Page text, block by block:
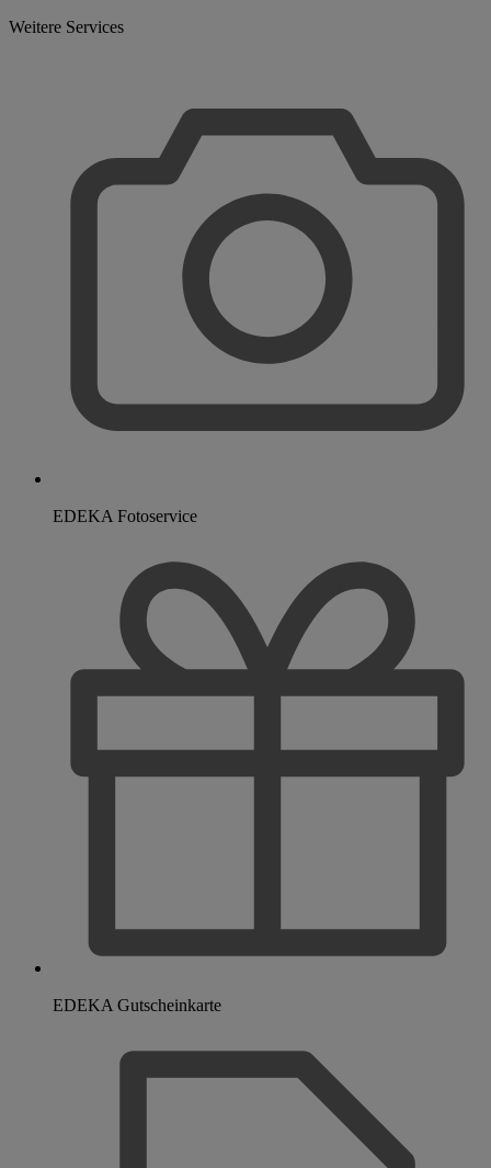
Weitere Services
EDEKA Fotoservice
EDEKA Gutscheinkarte